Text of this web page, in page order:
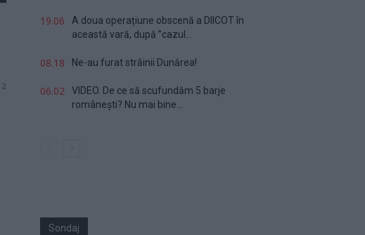
2
19.06
A doua operațiune obscenă a DIICOT în
această vară, după ”cazul...
08.18 Ne-au furat străinii Dunărea!
06.02
VIDEO. De ce să scufundăm 5 barje
românești? Nu mai bine...
Sondaj